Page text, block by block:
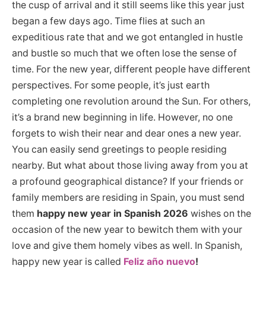
the cusp of arrival and it still seems like this year just
began a few days ago. Time flies at such an
expeditious rate that and we got entangled in hustle
and bustle so much that we often lose the sense of
time. For the new year, different people have different
perspectives. For some people, it’s just earth
completing one revolution around the Sun. For others,
it’s a brand new beginning in life. However, no one
forgets to wish their near and dear ones a new year.
You can easily send greetings to people residing
nearby. But what about those living away from you at
a profound geographical distance? If your friends or
family members are residing in Spain, you must send
them happy new year in Spanish 2026 wishes on the
occasion of the new year to bewitch them with your
love and give them homely vibes as well. In Spanish,
happy new year is called Feliz año nuevo!